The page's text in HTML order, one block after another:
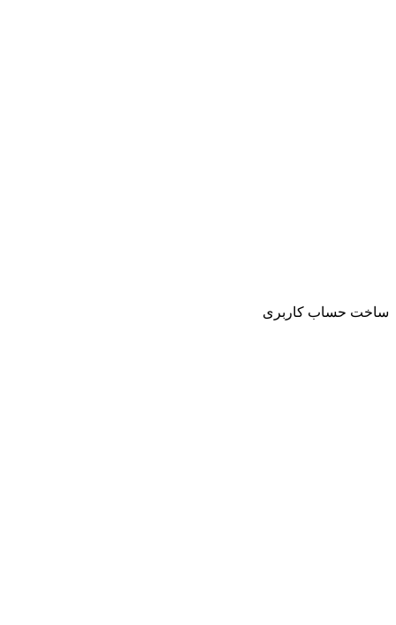
ساخت حساب کاربری